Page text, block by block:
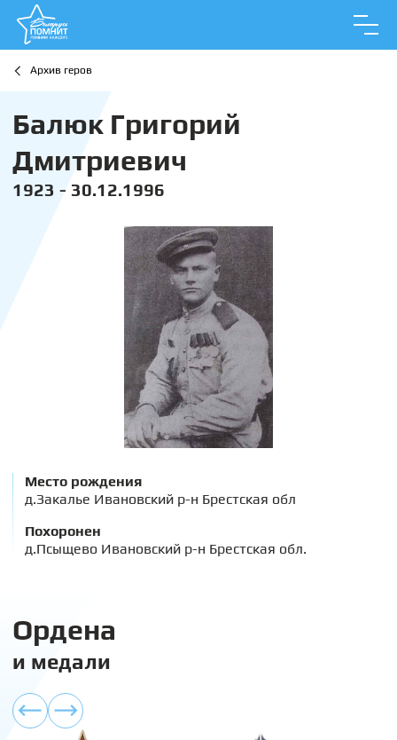
Архив геров
Балюк Григорий
Дмитриевич
1923 - 30.12.1996
Место рождения
д.Закалье Ивановский р-н Брестская обл
Похоронен
д.Псыщево Ивановский р-н Брестская обл.
Ордена
и медали